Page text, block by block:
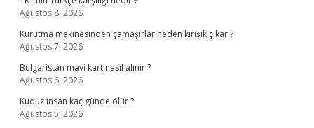
Ağustos 8, 2026
Kurutma makinesinden çamaşırlar neden kırışık çıkar ?
Ağustos 7, 2026
Bulgaristan mavi kart nasıl alınır ?
Ağustos 6, 2026
Kuduz insan kaç günde ölür ?
Ağustos 5, 2026